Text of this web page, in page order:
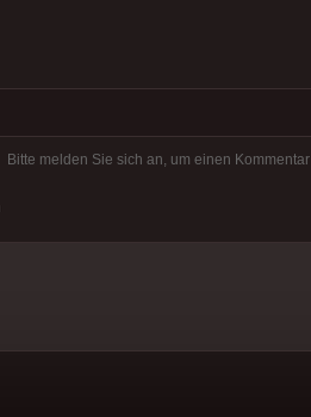
Bitte melden Sie sich an, um einen